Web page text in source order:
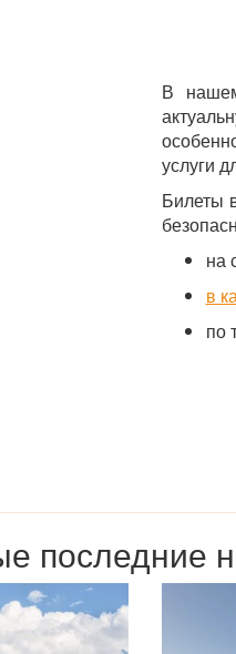
В
услуги
Билеты
на
в
по
последние